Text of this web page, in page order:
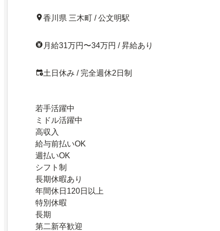
香川県 三木町 / 公文明駅
月給31万円〜34万円 / 昇給あり
土日休み / 完全週休2日制
若手活躍中
ミドル活躍中
高収入
給与前払いOK
週払いOK
シフト制
長期休暇あり
年間休日120日以上
特別休暇
長期
第二新卒歓迎